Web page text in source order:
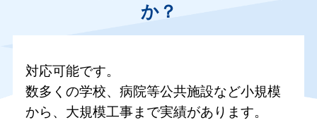
か？
対応可能です。
数多くの学校、病院等公共施設など小規模
から、大規模工事まで実績があります。